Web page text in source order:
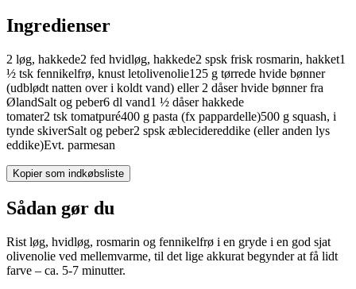
Ingredienser
2 løg, hakkede2 fed hvidløg, hakkede2 spsk frisk rosmarin, hakket1
½ tsk fennikelfrø, knust letolivenolie125 g tørrede hvide bønner
(udblødt natten over i koldt vand) eller 2 dåser hvide bønner fra
ØlandSalt og peber6 dl vand1 ½ dåser hakkede
tomater2 tsk tomatpuré400 g pasta (fx pappardelle)500 g squash, i
tynde skiverSalt og peber2 spsk æblecidereddike (eller anden lys
eddike)Evt. parmesan
Kopier som indkøbsliste
Sådan gør du
Rist løg, hvidløg, rosmarin og fennikelfrø i en gryde i en god sjat
olivenolie ved mellemvarme, til det lige akkurat begynder at få lidt
farve – ca. 5-7 minutter.